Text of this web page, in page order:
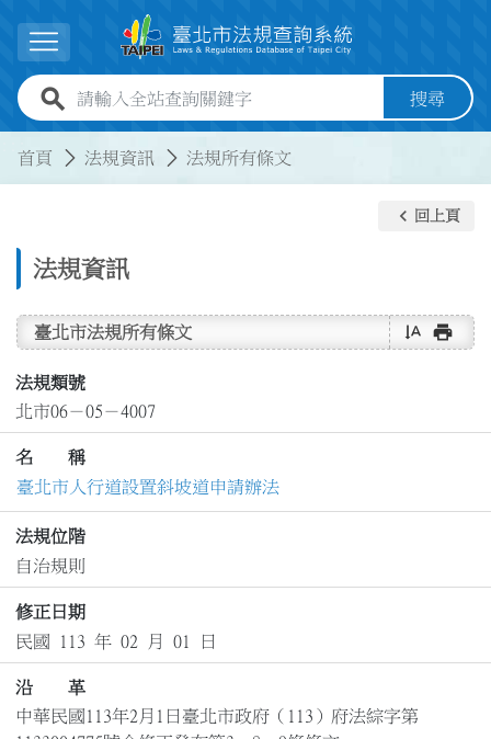
展開選單
全站查詢關鍵字欄位 搜尋
首頁 法規資訊 法規所有條文
法規資訊
keyboard_arrow_left 回上頁
臺北市法規所有條文 text_rotate_vertical print
法規類號
北市06－05－4007
名 稱
臺北市人行道設置斜坡道申請辦法
法規位階
自治規則
修正日期
民國 113 年 02 月 01 日
沿 革
中華民國113年2月1日臺北市政府（113）府法綜字第